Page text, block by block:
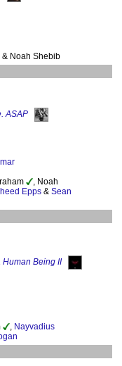
& Noah Shebib
ASAP
, Noah
Epps & Sean
Human Being II
Nayvadius